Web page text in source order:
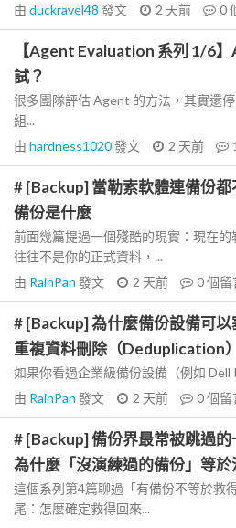
由 duckravel48 發文 2 天前 0
【Agent Evaluation 系列 1/6
試？
很多團隊評估 Agent 的方法，其實還
組...
由 hardness1020發文 2 天前 1
# [Backup] 當勒索軟體連備份
備份是什麼
前面幾篇提過一個殘酷的現實：現在
往往不是你的正式資料，...
由 RainPan 發文 2 天前 0個留
# [Backup] 為什麼備份設備可
重複資料刪除（Deduplication）
如果你看過企業級備份設備（例如
由 RainPan 發文 2 天前 0個留
# [Backup] 備份界最常被跳過
為什麼「沒演練過的備份」等於
這個系列第4篇聊過「有備份不等於救
尾：怎麼確定救得回來...